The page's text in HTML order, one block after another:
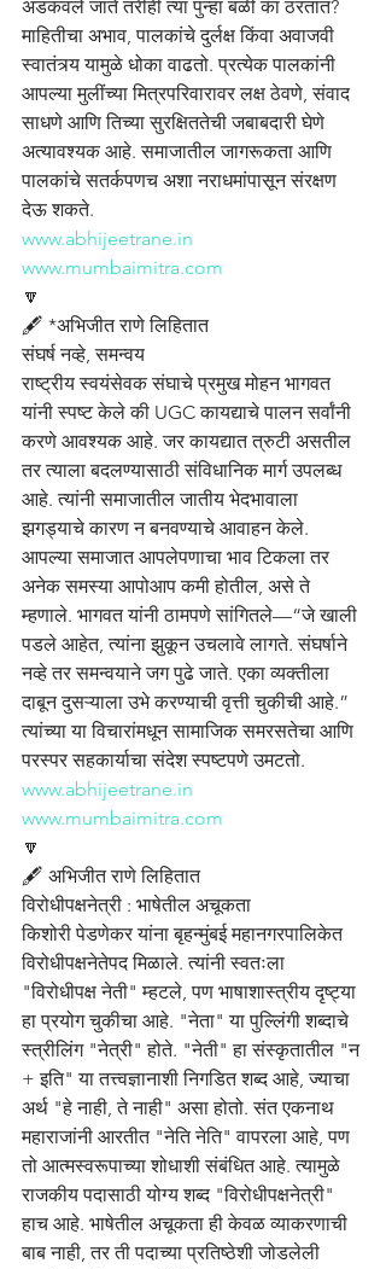
अडकवले जाते तरीही त्या पुन्हा बळी का ठरतात?
माहितीचा अभाव, पालकांचे दुर्लक्ष किंवा अवाजवी
स्वातंत्र्य यामुळे धोका वाढतो. प्रत्येक पालकांनी
आपल्या मुलींच्या मित्रपरिवारावर लक्ष ठेवणे, संवाद
साधणे आणि तिच्या सुरक्षिततेची जबाबदारी घेणे
अत्यावश्यक आहे. समाजातील जागरूकता आणि
पालकांचे सतर्कपणच अशा नराधमांपासून संरक्षण
देऊ शकते.
www.abhijeetrane.in
www.mumbaimitra.com
🔽
🖋️ *अभिजीत राणे लिहितात
संघर्ष नव्हे, समन्वय
राष्ट्रीय स्वयंसेवक संघाचे प्रमुख मोहन भागवत
यांनी स्पष्ट केले की UGC कायद्याचे पालन सर्वांनी
करणे आवश्यक आहे. जर कायद्यात त्रुटी असतील
तर त्याला बदलण्यासाठी संविधानिक मार्ग उपलब्ध
आहे. त्यांनी समाजातील जातीय भेदभावाला
झगड्याचे कारण न बनवण्याचे आवाहन केले.
आपल्या समाजात आपलेपणाचा भाव टिकला तर
अनेक समस्या आपोआप कमी होतील, असे ते
म्हणाले. भागवत यांनी ठामपणे सांगितले—“जे खाली
पडले आहेत, त्यांना झुकून उचलावे लागते. संघर्षाने
नव्हे तर समन्वयाने जग पुढे जाते. एका व्यक्तीला
दाबून दुसऱ्याला उभे करण्याची वृत्ती चुकीची आहे.”
त्यांच्या या विचारांमधून सामाजिक समरसतेचा आणि
परस्पर सहकार्याचा संदेश स्पष्टपणे उमटतो.
www.abhijeetrane.in
www.mumbaimitra.com
🔽
🖋️ अभिजीत राणे लिहितात
विरोधीपक्षनेत्री : भाषेतील अचूकता
किशोरी पेडणेकर यांना बृहन्मुंबई महानगरपालिकेत
विरोधीपक्षनेतेपद मिळाले. त्यांनी स्वतःला
"विरोधीपक्ष नेती" म्हटले, पण भाषाशास्त्रीय दृष्ट्या
हा प्रयोग चुकीचा आहे. "नेता" या पुल्लिंगी शब्दाचे
स्त्रीलिंग "नेत्री" होते. "नेती" हा संस्कृतातील "न
+ इति" या तत्त्वज्ञानाशी निगडित शब्द आहे, ज्याचा
अर्थ "हे नाही, ते नाही" असा होतो. संत एकनाथ
महाराजांनी आरतीत "नेति नेति" वापरला आहे, पण
तो आत्मस्वरूपाच्या शोधाशी संबंधित आहे. त्यामुळे
राजकीय पदासाठी योग्य शब्द "विरोधीपक्षनेत्री"
हाच आहे. भाषेतील अचूकता ही केवळ व्याकरणाची
बाब नाही, तर ती पदाच्या प्रतिष्ठेशी जोडलेली